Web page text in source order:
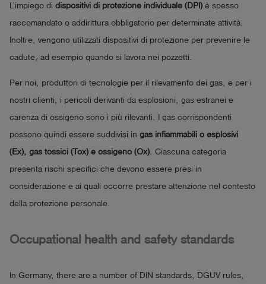
L’impiego di dispositivi di protezione individuale (DPI) è spesso
raccomandato o addirittura obbligatorio per determinate attività.
Inoltre, vengono utilizzati dispositivi di protezione per prevenire le
cadute, ad esempio quando si lavora nei pozzetti.
Per noi, produttori di tecnologie per il rilevamento dei gas, e per i
nostri clienti, i pericoli derivanti da esplosioni, gas estranei e
carenza di ossigeno sono i più rilevanti. I gas corrispondenti
possono quindi essere suddivisi in gas infiammabili o esplosivi
(Ex), gas tossici (Tox) e ossigeno (Ox). Ciascuna categoria
presenta rischi specifici che devono essere presi in
considerazione e ai quali occorre prestare attenzione nel contesto
della protezione personale.
Occupational health and safety standards
In Germany, there are a number of DIN standards, DGUV rules,